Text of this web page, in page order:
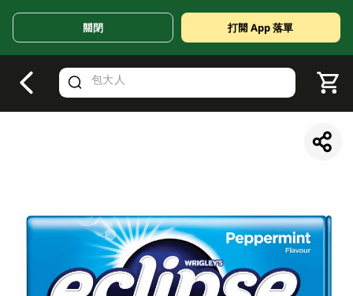
Valid Until 30 June 2026
關閉 打開 App 落單